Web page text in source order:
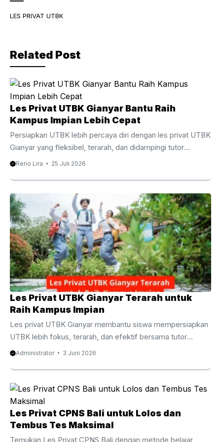
b
o
k
LES PRIVAT UTBK
Related Post
Les Privat UTBK Gianyar Bantu Raih
Kampus Impian Lebih Cepat
Persiapkan UTBK lebih percaya diri dengan les privat UTBK
Gianyar yang fleksibel, terarah, dan didampingi tutor
berpengalaman. Les Privat UTBK Gianyar Membantu
Berbasis Komputer membutuhkan persiapan yang matang,
strategi belajar yang tepat, serta pendampingan yang
sesuai dengan kebutuhan setiap siswa. Oleh karena itu, les
privat UTBK Gianyar menjadi pilihan yang semakin diminati
oleh siswa SMA dan lulusan yang ingin meningkatkan
peluang diterima di perguruan tinggi negeri impian. Berbeda
dengan pembelajaran di kelas yang ...
Reno Lira 25 Juli 2026
Les Privat UTBK Gianyar Terarah untuk
Raih Kampus Impian
Les privat UTBK Gianyar membantu siswa mempersiapkan
UTBK lebih fokus, terarah, dan efektif bersama tutor
berpengalaman untuk meningkatkan peluang lolos PTN
Kampus Impian Persaingan masuk perguruan tinggi negeri
semakin ketat dari tahun ke tahun. Oleh karena itu, banyak
siswa mulai mencari metode belajar yang lebih efektif agar
mampu menghadapi ujian dengan percaya diri. Salah satu
pilihan yang semakin diminati adalah les privat UTBK
Gianyar karena menawarkan pembelajaran yang lebih fokus,
Administrator 3 Juni 2026
Les Privat CPNS Bali untuk Lolos dan
Tembus Tes Maksimal
Temukan Les Privat CPNS Bali dengan metode belajar